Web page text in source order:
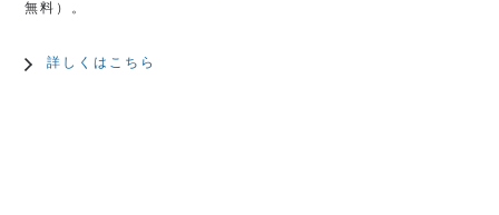
無料）。
詳しくはこちら